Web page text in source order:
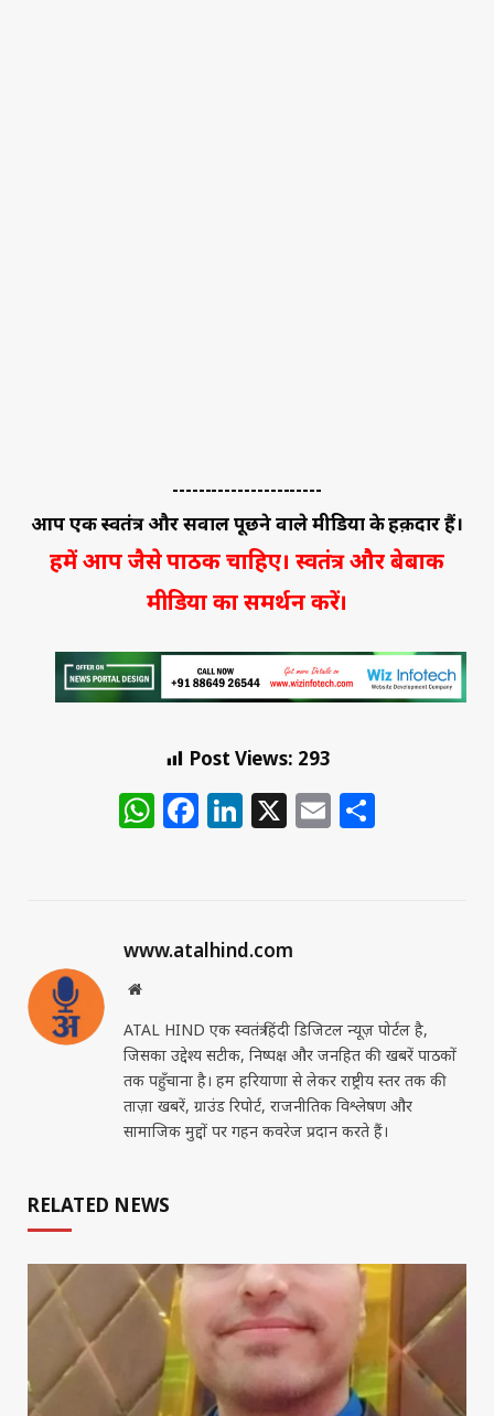
-----------------------
आप एक स्वतंत्र और सवाल पूछने वाले मीडिया के हक़दार हैं।
हमें आप जैसे पाठक चाहिए। स्वतंत्र और बेबाक
मीडिया का समर्थन करें।
Post Views: 293
WhatsApp
Facebook
LinkedIn
X Email
www.atalhind.com
Website
ATAL HIND एक स्वतंत्र हिंदी डिजिटल न्यूज़ पोर्टल है,
जिसका उद्देश्य सटीक, निष्पक्ष और जनहित की खबरें पाठकों
तक पहुँचाना है। हम हरियाणा से लेकर राष्ट्रीय स्तर तक की
ताज़ा खबरें, ग्राउंड रिपोर्ट, राजनीतिक विश्लेषण और
सामाजिक मुद्दों पर गहन कवरेज प्रदान करते हैं।
RELATED NEWS